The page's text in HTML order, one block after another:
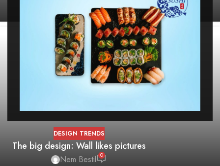
Nem Bestil
DESIGN TRENDS
The big design: Wall likes pictures
Nem Bestil 0